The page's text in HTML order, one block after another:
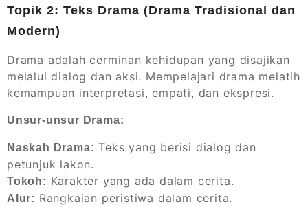
Topik 2: Teks Drama (Drama Tradisional dan
Modern)
Drama adalah cerminan kehidupan yang disajikan
melalui dialog dan aksi. Mempelajari drama melatih
kemampuan interpretasi, empati, dan ekspresi.
Unsur-unsur Drama:
Naskah Drama: Teks yang berisi dialog dan
petunjuk lakon.
Tokoh: Karakter yang ada dalam cerita.
Alur: Rangkaian peristiwa dalam cerita.